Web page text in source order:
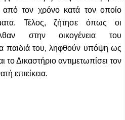
από τον χρόνο κατά τον οποίο
Τέλος, ζήτησε όπως οι
στην οικογένεια του
παιδιά του, ληφθούν υπόψη ως
το Δικαστήριο αντιμετωπίσει τον
επιείκεια.